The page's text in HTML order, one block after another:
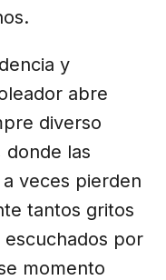
y
abre
diverso
donde las
veces pierden
tantos gritos
por
momento